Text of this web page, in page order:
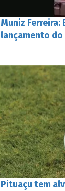
Muniz Ferreira:
lançamento do
Pituaçu tem